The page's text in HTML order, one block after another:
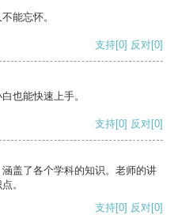
能忘怀。
支持[0] 反对[0]
也能快速上手。
支持[0] 反对[0]
盖了各个学科的知识。老师的讲
。
支持[0] 反对[0]